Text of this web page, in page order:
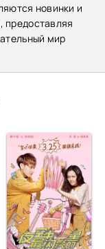
новинки и
предоставляя
мир